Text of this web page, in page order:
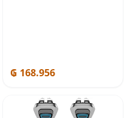
₲ 168.956